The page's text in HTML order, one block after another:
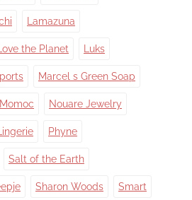
Lamazuna
Love the Planet Luks
Marcel s Green Soap
Momoc Nouare Jewelry
Phyne
Salt of the Earth
Sharon Woods Smart